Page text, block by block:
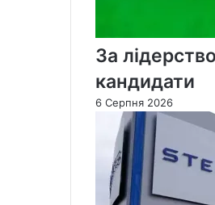
За
кандидати
6 Серпня 2026